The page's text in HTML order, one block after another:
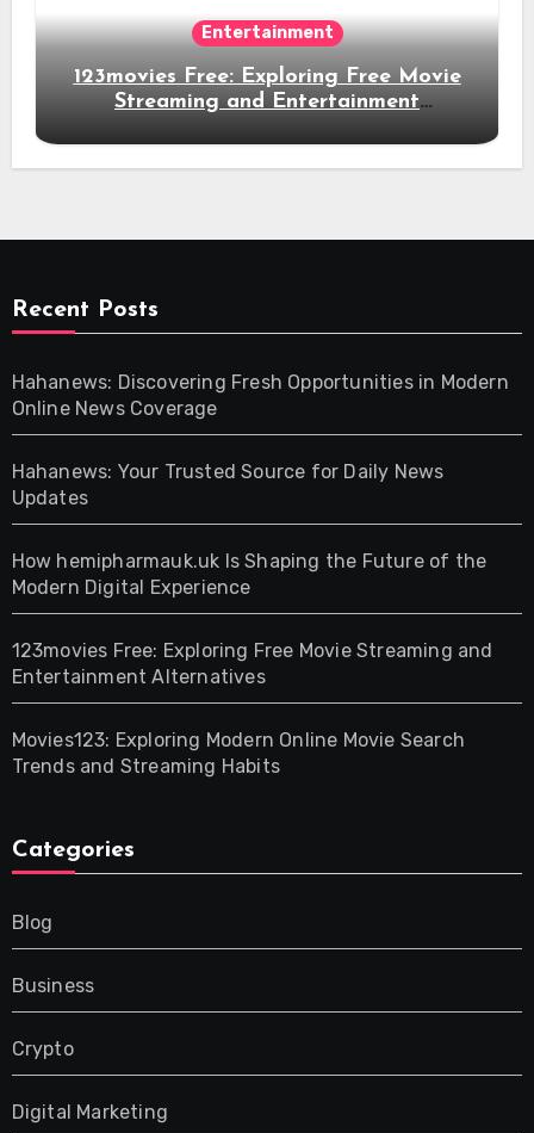
Entertainment
123movies Free: Exploring Free Movie
Streaming and Entertainment
Recent Posts
Hahanews: Discovering Fresh Opportunities in Modern
Online News Coverage
Hahanews: Your Trusted Source for Daily News
Updates
How hemipharmauk.uk Is Shaping the Future of the
Modern Digital Experience
123movies Free: Exploring Free Movie Streaming and
Entertainment Alternatives
Movies123: Exploring Modern Online Movie Search
Trends and Streaming Habits
Categories
Blog
Business
Crypto
Digital Marketing